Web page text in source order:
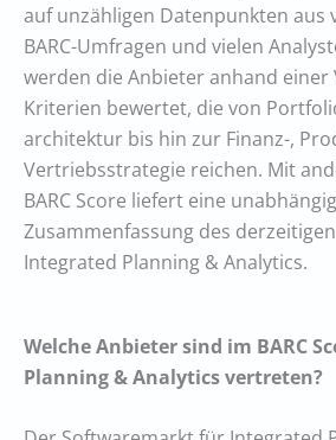
auf unzähligen Datenpunkten aus
BARC-Umfragen und vielen
werden die Anbieter anhand einer
Kriterien bewertet, die von
architektur bis hin zur Finanz-,
Vertriebsstrategie reichen. Mit
BARC Score liefert eine
Zusammenfassung des
Integrated Planning & Analytics.
Welche Anbieter sind im BARC
Planning & Analytics vertreten?